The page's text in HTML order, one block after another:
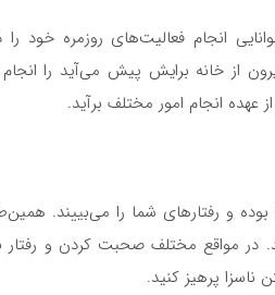
انجام فعالیت‌های روزمره خود
از خانه برایش پیش می‌آید را
عهده انجام امور مختلف برآید.
و رفتار‌های شما را می‌بییند.
در مواقع مختلف صحبت کردن و رفتار
پرهیز کنید.